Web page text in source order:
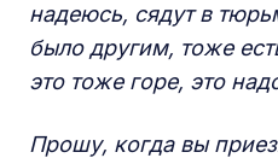
надеюсь, сядут в
было другим, тоже
это тоже горе, это
Прошу, когда вы